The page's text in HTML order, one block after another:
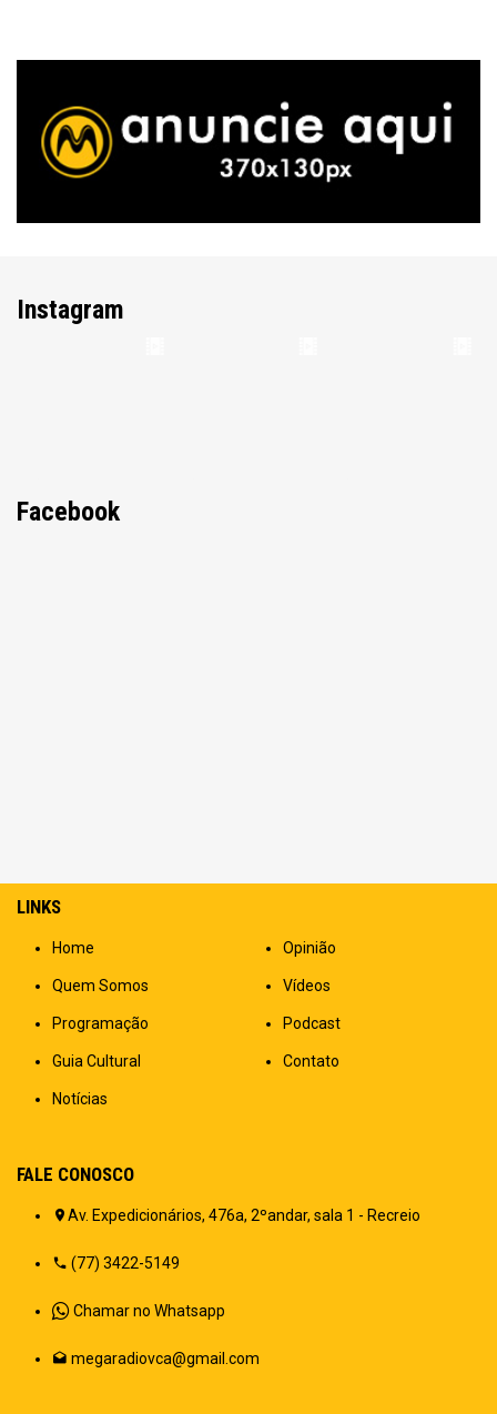
Instagram
Facebook
LINKS
Home
Quem Somos
Programação
Guia Cultural
Notícias
Opinião
Vídeos
Podcast
Contato
FALE CONOSCO
Av. Expedicionários, 476a, 2ºandar, sala 1 - Recreio
(77) 3422-5149
Chamar no Whatsapp
megaradiovca@gmail.com